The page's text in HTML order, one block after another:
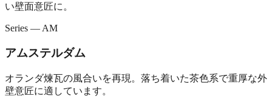
い壁面意匠に。
Series — AM
アムステルダム
オランダ煉瓦の風合いを再現。落ち着いた茶色系で重厚な外
壁意匠に適しています。